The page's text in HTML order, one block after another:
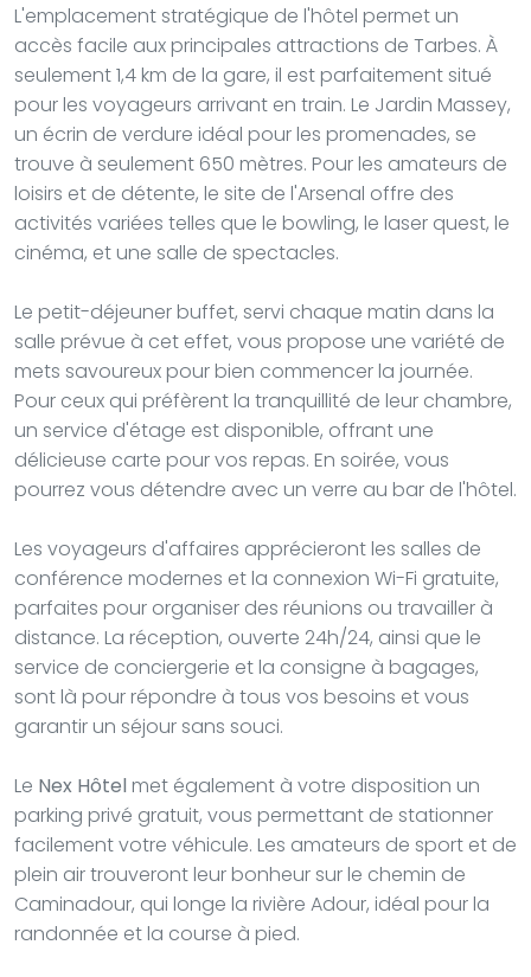
L'emplacement stratégique de l'hôtel permet un
accès facile aux principales attractions de Tarbes. À
seulement 1,4 km de la gare, il est parfaitement situé
pour les voyageurs arrivant en train. Le Jardin Massey,
un écrin de verdure idéal pour les promenades, se
trouve à seulement 650 mètres. Pour les amateurs de
loisirs et de détente, le site de l'Arsenal offre des
activités variées telles que le bowling, le laser quest, le
cinéma, et une salle de spectacles.
Le petit-déjeuner buffet, servi chaque matin dans la
salle prévue à cet effet, vous propose une variété de
mets savoureux pour bien commencer la journée.
Pour ceux qui préfèrent la tranquillité de leur chambre,
un service d'étage est disponible, offrant une
délicieuse carte pour vos repas. En soirée, vous
pourrez vous détendre avec un verre au bar de l'hôtel.
Les voyageurs d'affaires apprécieront les salles de
conférence modernes et la connexion Wi-Fi gratuite,
parfaites pour organiser des réunions ou travailler à
distance. La réception, ouverte 24h/24, ainsi que le
service de conciergerie et la consigne à bagages,
sont là pour répondre à tous vos besoins et vous
garantir un séjour sans souci.
Le Nex Hôtel met également à votre disposition un
parking privé gratuit, vous permettant de stationner
facilement votre véhicule. Les amateurs de sport et de
plein air trouveront leur bonheur sur le chemin de
Caminadour, qui longe la rivière Adour, idéal pour la
randonnée et la course à pied.